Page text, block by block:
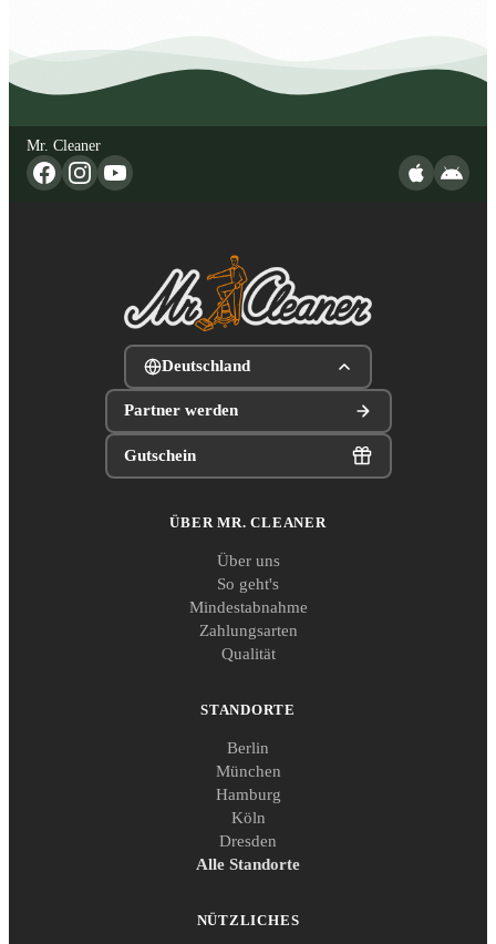
Mr. Cleaner
Deutschland
Partner werden
Gutschein
ÜBER MR. CLEANER
Über uns
So geht's
Mindestabnahme
Zahlungsarten
Qualität
STANDORTE
Berlin
München
Hamburg
Köln
Dresden
Alle Standorte
NÜTZLICHES